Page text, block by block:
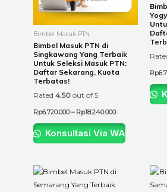
Bimbel Masuk PTN
Bimbel Masuk PTN di
Singkawang Yang Terbaik
Untuk Seleksi Masuk PTN:
Daftar Sekarang, Kuota
Terbatas!
Rated 4.50 out of 5
Rp6.720.000 – Rp18.240.000
on
the
Konsultasi Via WA
Rp
Price
Rp6.720.000
This